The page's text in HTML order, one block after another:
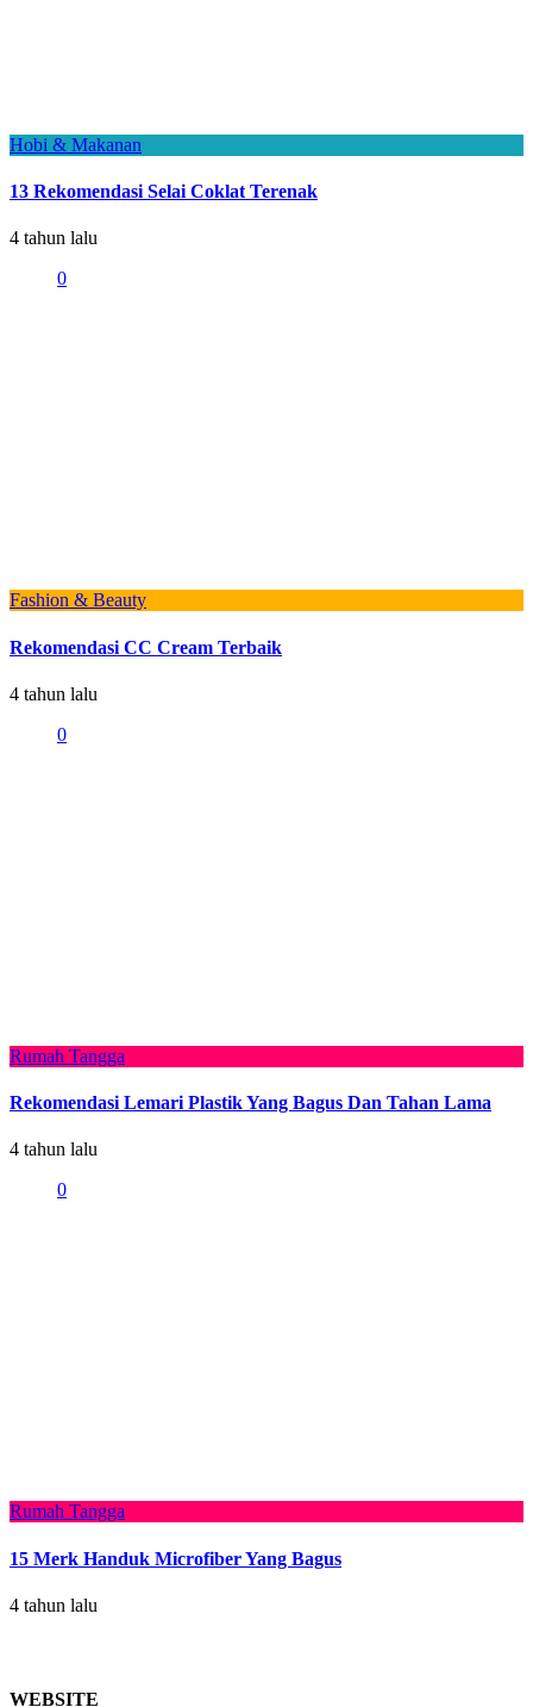
Hobi & Makanan
13 Rekomendasi Selai Coklat Terenak
4 tahun lalu
0
Fashion & Beauty
Rekomendasi CC Cream Terbaik
4 tahun lalu
0
Rumah Tangga
Rekomendasi Lemari Plastik Yang Bagus Dan Tahan Lama
4 tahun lalu
0
Rumah Tangga
15 Merk Handuk Microfiber Yang Bagus
4 tahun lalu
WEBSITE